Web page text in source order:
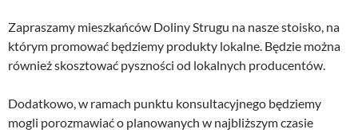
Zapraszamy mieszkańców Doliny Strugu na nasze stoisko, na
którym promować będziemy produkty lokalne. Będzie można
również skosztować pyszności od lokalnych producentów.
Dodatkowo, w ramach punktu konsultacyjnego będziemy
mogli porozmawiać o planowanych w najbliższym czasie